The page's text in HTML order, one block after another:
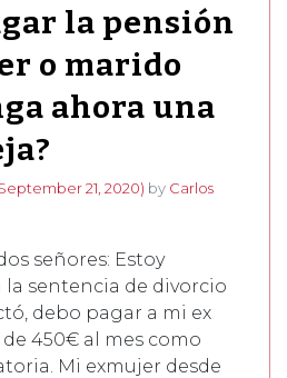
la pensión
o marido
ahora una
21, 2020) by Carlos
señores: Estoy
la sentencia de divorcio
debo pagar a mi ex
450€ al mes como
Mi exmujer desde